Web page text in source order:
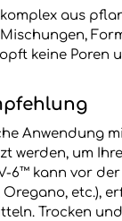
aus
keine Poren
Anwendung
werden, um
6™ kann vor
Oregano, etc.),
Trocken